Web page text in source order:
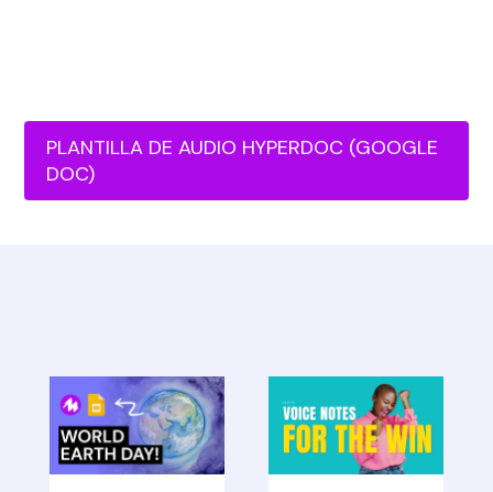
PLANTILLA DE AUDIO HYPERDOC (GOOGLE
DOC)